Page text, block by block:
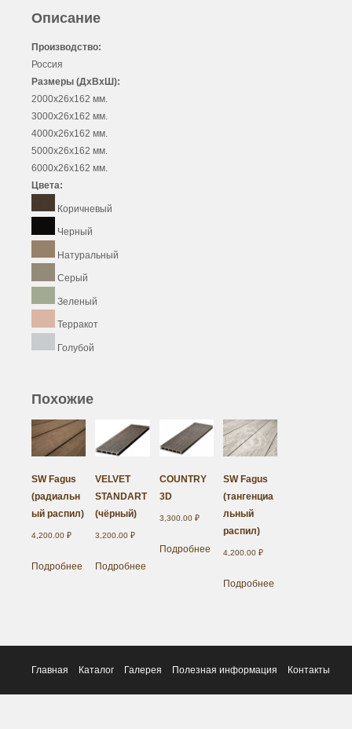
Описание
Производство:
Россия
Размеры (ДхВхШ):
2000х26х162 мм.
3000х26х162 мм.
4000х26х162 мм.
5000х26х162 мм.
6000х26х162 мм.
Цвета:
Коричневый
Черный
Натуральный
Серый
Зеленый
Терракот
Голубой
Похожие
SW Fagus
(радиальн
ый распил)
4,200.00 ₽
Подробнее
VELVET
STANDART
(чёрный)
3,200.00₽
Подробнее
COUNTRY
3D
3,300.00 ₽
Подробнее
SW Fagus
(тангенциа
льный
распил)
4,200.00 ₽
Подробнее
Главная Каталог Галерея Полезная информация Контакты